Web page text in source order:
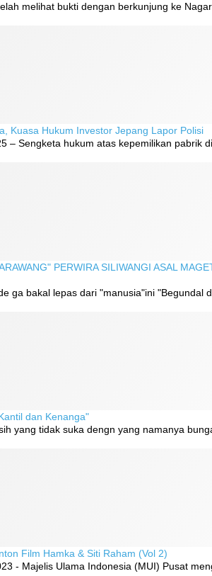
melihat bukti dengan berkunjung ke
Kuasa Hukum Investor Jepang Lapor Polisi
– Sengketa hukum atas kepemilikan pabrik
PERWIRA SILIWANGI ASAL
ga bakal lepas dari "manusia"ini "Begundal
dan Kenanga"
yang tidak suka dengn yang namanya
Film Hamka & Siti Raham (Vol 2)
- Majelis Ulama Indonesia (MUI) Pusat